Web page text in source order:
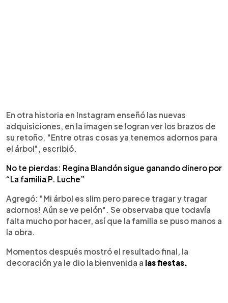
En otra historia en Instagram enseñó las nuevas
adquisiciones, en la imagen se logran ver los brazos de
su retoño. "Entre otras cosas ya tenemos adornos para
el árbol", escribió.
No te pierdas: Regina Blandón sigue ganando dinero por
“La familia P. Luche”
Agregó: "Mi árbol es slim pero parece tragar y tragar
adornos! Aún se ve pelón". Se observaba que todavía
falta mucho por hacer, así que la familia se puso manos a
la obra.
Momentos después mostró el resultado final, la
decoración ya le dio la bienvenida a las fiestas.